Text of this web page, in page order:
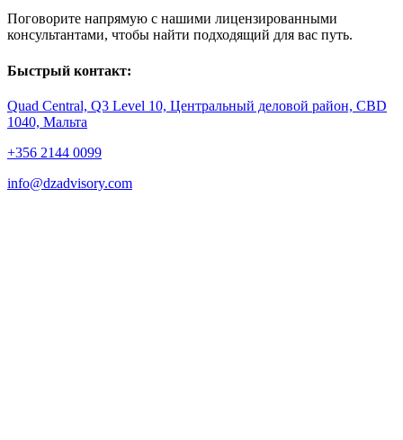
Поговорите напрямую с нашими лицензированными
консультантами, чтобы найти подходящий для вас путь.
Быстрый контакт:
Quad Central, Q3 Level 10, Центральный деловой район, CBD
1040, Мальта
+356 2144 0099
info@dzadvisory.com